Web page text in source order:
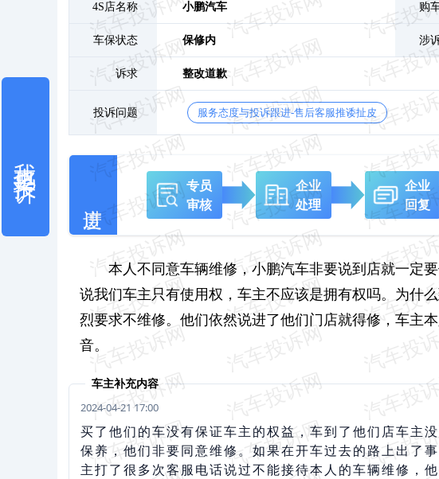
4S店名称 小鹏汽车 购
车保状态 保修内 涉
诉求 整改道歉
投诉问题 服务态度与投诉跟进-售后客服推诿扯皮
专员
审核
企业
处理
企业
回复
本人不同意车辆维修，小鹏汽车非要说到店就一定
说我们车主只有使用权，车主不应该是拥有权吗。为什
烈要求不维修。他们依然说进了他们门店就得修，车主
音。
车主补充内容
2024-04-21 17:00
买了他们的车没有保证车主的权益，车到了他们店车主
保养，他们非要同意维修。如果在开车过去的路上出了
主打了很多次客服电话说过不能接待本人的车辆维修，